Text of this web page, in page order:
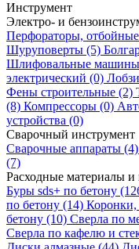
Инструмент
Электро- и
Перфораторы,
Шуруповерты (5)
Шлифовальные машины
электрический (0)
Фены строительные (2)
(8) Компрессоры (0)
устройства (0)
Сварочный инструмент
Сварочные аппараты (4)
(7)
Расходные материалы и
Буры sds+ по бетону
по бетону (14)
бетону (10) Сверла по
Сверла по кафелю и